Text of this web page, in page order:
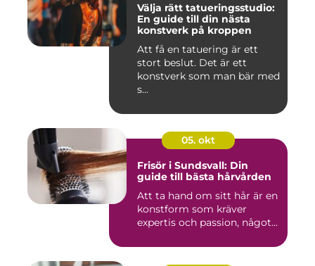
Välja rätt tatueringsstudio:
En guide till din nästa
konstverk på kroppen
Att få en tatuering är ett
stort beslut. Det är ett
konstverk som man bär med
s...
05. okt
Frisör i Sundsvall: Din
guide till bästa hårvården
Att ta hand om sitt hår är en
konstform som kräver
expertis och passion, något...